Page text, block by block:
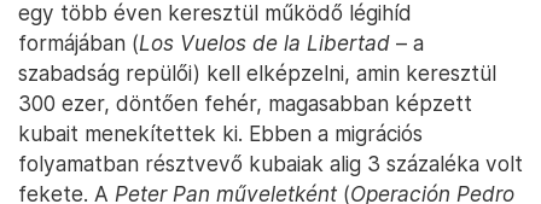
egy több éven keresztül működő légihíd
formájában (Los Vuelos de la Libertad – a
szabadság repülői) kell elképzelni, amin keresztül
300 ezer, döntően fehér, magasabban képzett
kubait menekítettek ki. Ebben a migrációs
folyamatban résztvevő kubaiak alig 3 százaléka volt
fekete. A Peter Pan műveletként (Operación Pedro